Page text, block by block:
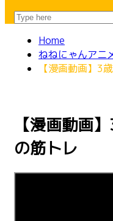
Home
ねねにゃんアニ
【漫画動画】3
【漫画動画
の筋トレ